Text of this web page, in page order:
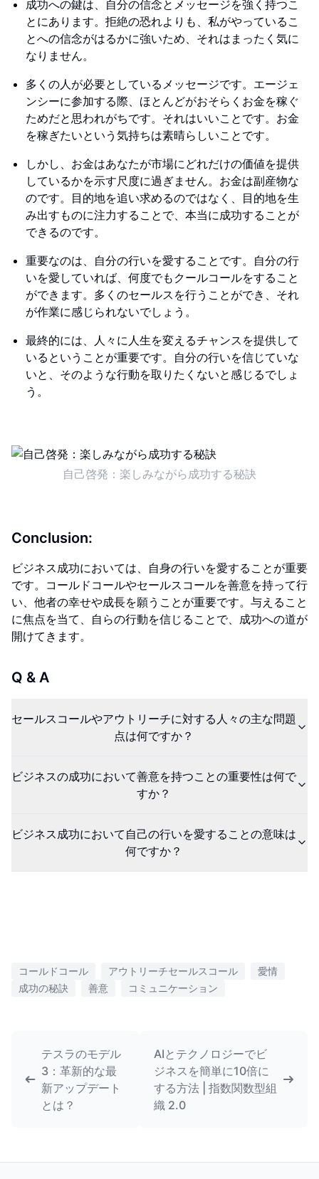
成功への鍵は、自分の信念とメッセージを強く持つこ
とにあります。拒絶の恐れよりも、私がやっているこ
とへの信念がはるかに強いため、それはまったく気に
なりません。
多くの人が必要としているメッセージです。エージェ
ンシーに参加する際、ほとんどがおそらくお金を稼ぐ
ためだと思われがちです。それはいいことです。お金
を稼ぎたいという気持ちは素晴らしいことです。
しかし、お金はあなたが市場にどれだけの価値を提供
しているかを示す尺度に過ぎません。お金は副産物な
のです。目的地を追い求めるのではなく、目的地を生
み出すものに注力することで、本当に成功することが
できるのです。
重要なのは、自分の行いを愛することです。自分の行
いを愛していれば、何度でもクールコールをすること
ができます。多くのセールスを行うことができ、それ
が作業に感じられないでしょう。
最終的には、人々に人生を変えるチャンスを提供して
いるということが重要です。自分の行いを信じていな
いと、そのような行動を取りたくないと感じるでしょ
う。
自己啓発：楽しみながら成功する秘訣
Conclusion:
ビジネス成功においては、自身の行いを愛することが重要
です。コールドコールやセールスコールを善意を持って行
い、他者の幸せや成長を願うことが重要です。与えること
に焦点を当て、自らの行動を信じることで、成功への道が
開けてきます。
Q & A
セールスコールやアウトリーチに対する人々の主な問題
点は何ですか？
ビジネスの成功において善意を持つことの重要性は何で
すか？
ビジネス成功において自己の行いを愛することの意味は
何ですか？
コールドコール アウトリーチセールスコール
愛情
成功の秘訣
善意 コミュニケーション
テスラのモデル
3：革新的な最
新アップデート
とは？
AIとテクノロジーでビ
ジネスを簡単に10倍に
する方法 | 指数関数型組
織 2.0